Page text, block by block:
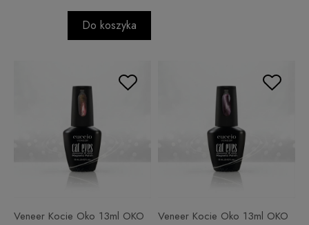
Do koszyka
Veneer Kocie Oko 13ml OKO
Veneer Kocie Oko 13ml OKO